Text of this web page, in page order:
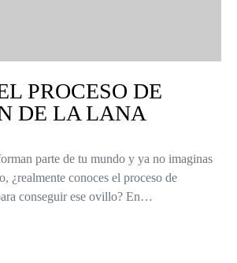
PROCESO DE
DE LA LANA
parte de tu mundo y ya no imaginas
¿realmente conoces el proceso de
conseguir ese ovillo? En…